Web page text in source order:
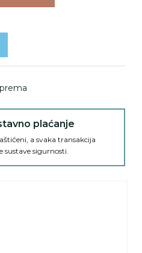
plaćanje
a svaka transakcija
sustave sigurnosti.